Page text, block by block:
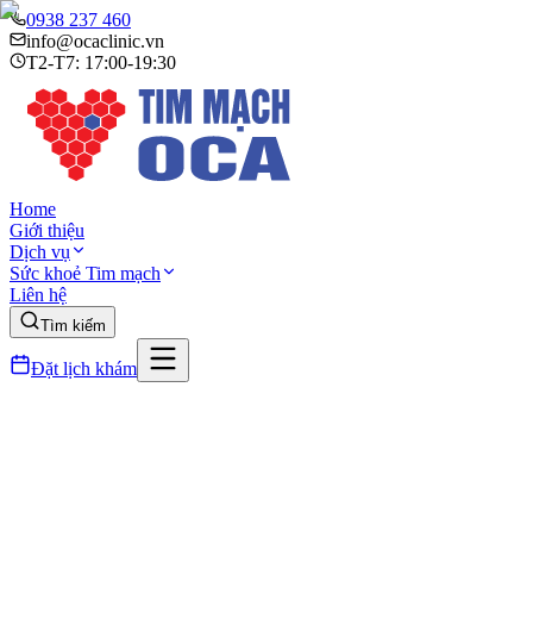
0938 237 460
info@ocaclinic.vn
T2-T7: 17:00-19:30
Home
Giới thiệu
Dịch vụ
Sức khoẻ Tim mạch
Liên hệ
Tìm kiếm
Đặt lịch khám